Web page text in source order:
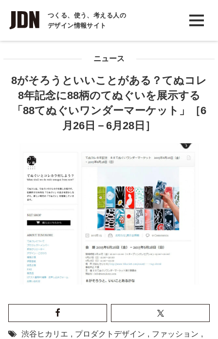
つくる、使う、考える人の
デザイン情報サイト
INTERVIEW
インタビュー
COLUMN
コラム
ニュース
8がそろうといいことがある？てぬコレ
8年記念に88柄のてぬぐいを展示する
「88てぬぐいワンダーマーケット」［6
月26日－6月28日］
渋谷ヒカリエ , プロダクトデザイン , ファッション ,